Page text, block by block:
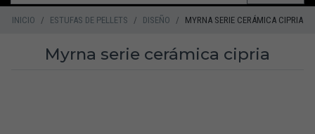
INICIO ESTUFAS DE PELLETS DISEÑO MYRNA SERIE CERÁMICA CIPRIA
Myrna serie cerámica cipria